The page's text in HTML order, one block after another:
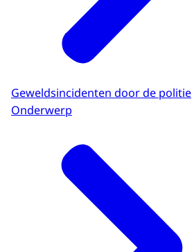
Geweldsincidenten door de politie
Onderwerp